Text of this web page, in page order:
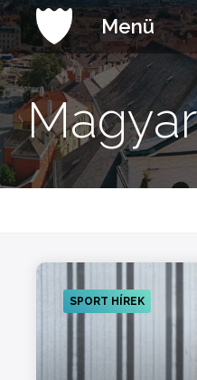
Ugrás
a
tartalomhoz
Menü
SPORT HÍREK